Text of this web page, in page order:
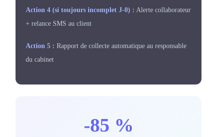
Action 4 (si toujours incomplet J-0) : Alerte collaborateur
+ relance SMS au client
Action 5 : Rapport de collecte automatique au responsable
du cabinet
-85 %